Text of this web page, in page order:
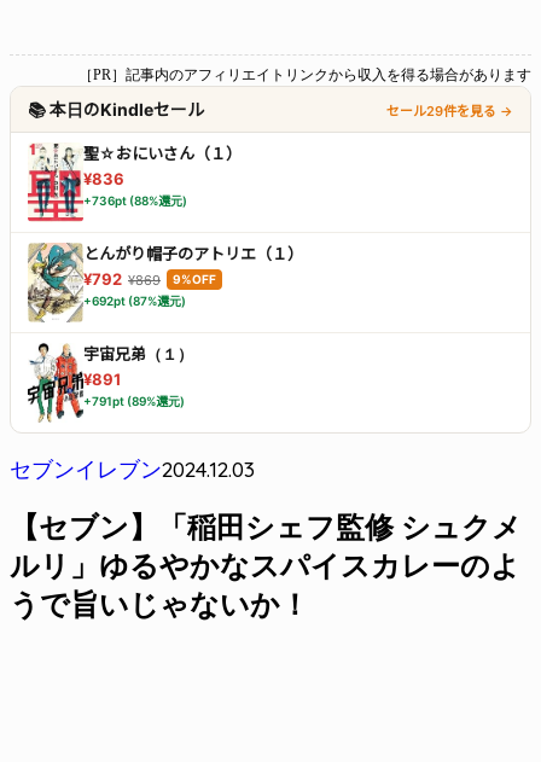
［PR］記事内のアフィリエイトリンクから収入を得る場合があります
📚 本日のKindleセール セール29件を見る →
聖☆おにいさん（１）
¥836
+736pt (88%還元)
とんがり帽子のアトリエ（１）
¥792 ¥869
9%OFF
+692pt (87%還元)
宇宙兄弟（１）
¥891
+791pt (89%還元)
セブンイレブン2024.12.03
【セブン】「稲田シェフ監修 シュクメ
ルリ」ゆるやかなスパイスカレーのよ
うで旨いじゃないか！